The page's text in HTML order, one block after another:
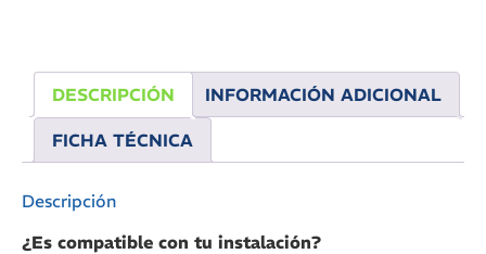
DESCRIPCIÓN INFORMACIÓN ADICIONAL
FICHA TÉCNICA
Descripción
¿Es compatible con tu instalación?